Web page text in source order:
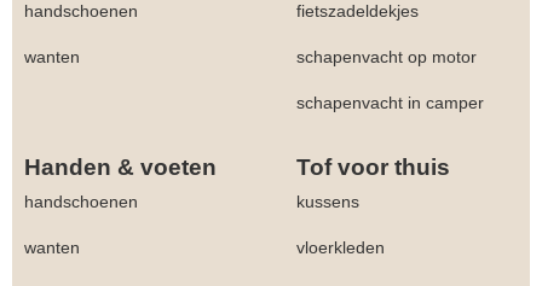
handschoenen fietszadeldekjes
wanten schapenvacht op motor
schapenvacht in camper
Handen & voeten Tof voor thuis
handschoenen kussens
wanten vloerkleden